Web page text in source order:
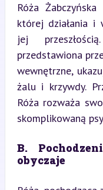
Róża
której działania i
jej
przedstawiona
wewnętrzne,
żalu i krzywdy.
Róża rozważa
skomplikowaną
B.
obyczaje